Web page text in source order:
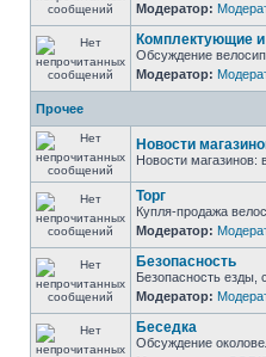
Модератор:
Комплектующие
Обсуждение
Модератор:
Прочее
Новости
Новости магазинов:
Торг
Купля-продажа
Модератор:
Безопасность
Безопасность езды,
Модератор:
Беседка
Обсуждение